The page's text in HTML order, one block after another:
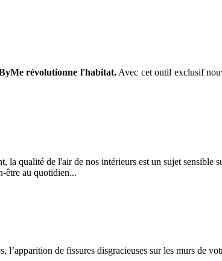
révolutionne l'habitat.Avec cet outil exclusif
qualité de l'air de nos intérieurs est un sujet sensible
être au quotidien...
l’apparition de fissures disgracieuses sur les murs de